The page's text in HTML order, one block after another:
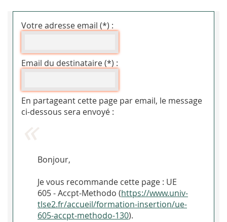
Votre adresse email (*) :
Email du destinataire (*) :
En partageant cette page par email, le message
ci-dessous sera envoyé :
Bonjour,
Je vous recommande cette page : UE
605 - Accpt-Methodo (https://www.univ-
tlse2.fr/accueil/formation-insertion/ue-
605-accpt-methodo-130).